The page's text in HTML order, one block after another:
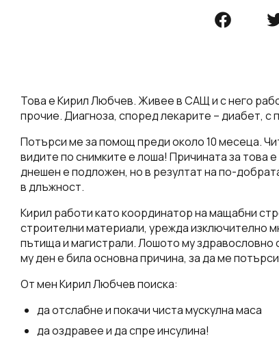
Това е Кирил Любчев. Живее в САЩ и с него
прочие. Диагноза, според лекарите – диабет, с
Потърси ме за помощ преди около 10 месеца.
видите по снимките е лоша! Причината за това
днешен е подложен, но в резултат на по-
в длъжност.
Кирил работи като координатор на мащабни
строителни материали, урежда изключително
пътища и магистрали. Лошото му здравословно
му ден е била основна причина, за да ме
От мен Кирил Любчев поиска:
да отслабне и покачи чиста мускулна маса
да оздравее и да спре инсулина!